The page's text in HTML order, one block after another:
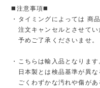
◼️注意事項◼️
・タイミングによっては 商
注文キャンセルとさせてい
予めご了承くださいませ。
・こちらは輸入品となります
日本製とは検品基準が異な
ごくわずかな汚れや傷があ